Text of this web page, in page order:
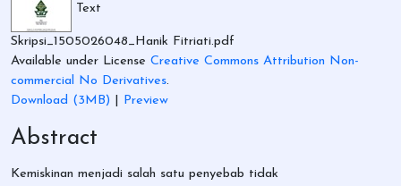
Text
Skripsi_1505026048_Hanik Fitriati.pdf
Available under License Creative Commons Attribution Non-
commercial No Derivatives.
Download (3MB)
Preview
Abstract
Kemiskinan menjadi salah satu penyebab tidak